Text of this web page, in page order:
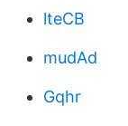
lteCB
mudAd
Gqhr